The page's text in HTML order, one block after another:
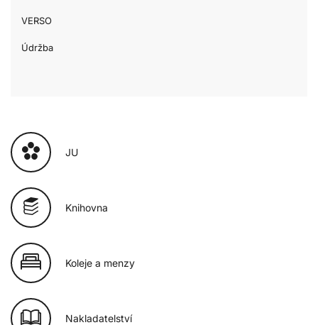
VERSO
Údržba
JU
Knihovna
Koleje a menzy
Nakladatelství